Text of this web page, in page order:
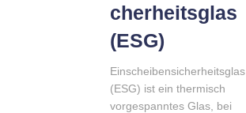
cherheitsglas
(ESG)
Einscheibensicherheitsglas
(ESG) ist ein thermisch
vorgespanntes Glas, bei